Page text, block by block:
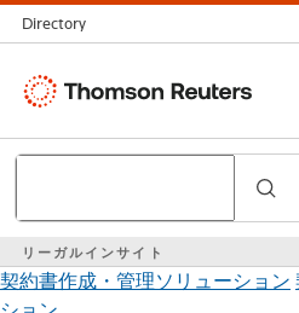
Directory
Thomson
リーガルインサイト
Search
契約書作成・管理ソリューション